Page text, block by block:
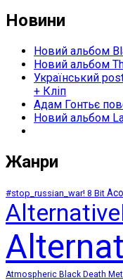
Новини
Новий альбом
Новий альбом
Український
+ Кліп
Адам Гонтьє
Новий альбом
Жанри
#stop_russian_war! 8 Bit
Atmospheric Black Death